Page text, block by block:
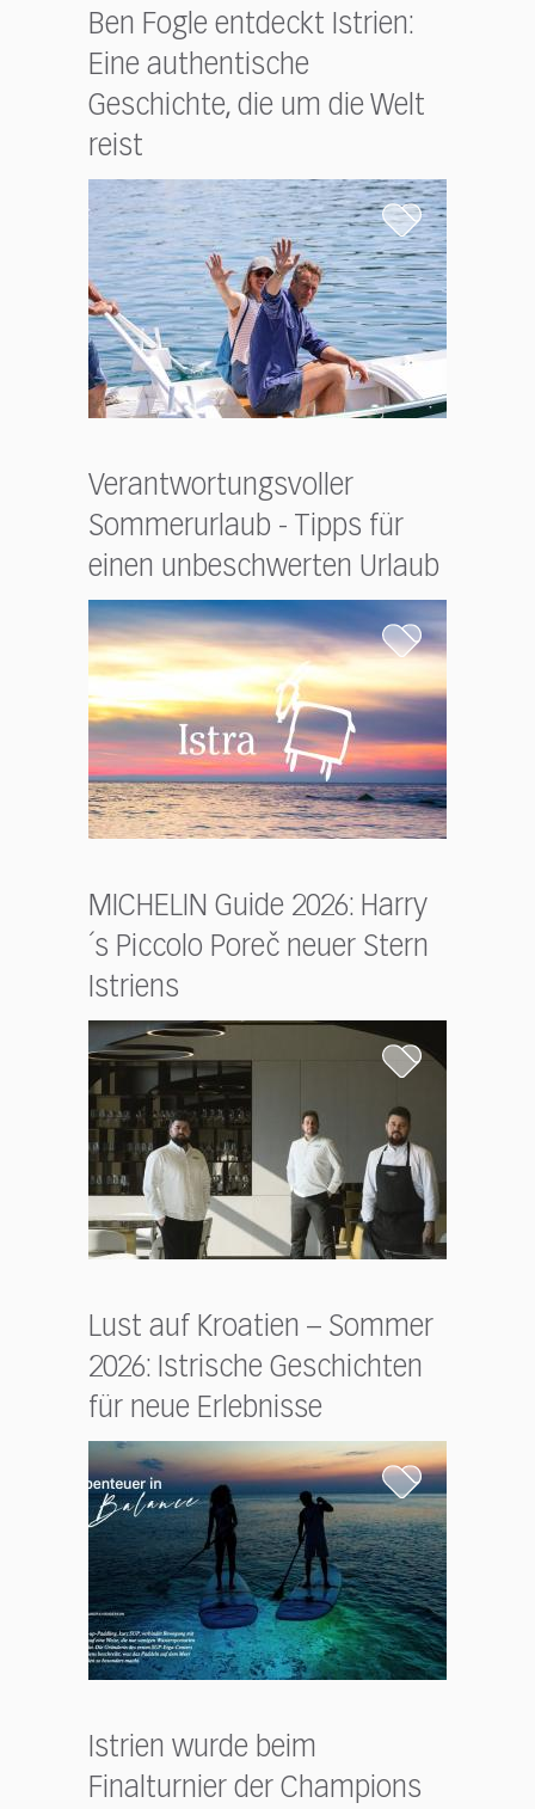
Ben Fogle entdeckt Istrien:
Eine authentische
Geschichte, die um die Welt
reist
Verantwortungsvoller
Sommerurlaub - Tipps für
einen unbeschwerten Urlaub
MICHELIN Guide 2026: Harry
´s Piccolo Poreč neuer Stern
Istriens
Lust auf Kroatien – Sommer
2026: Istrische Geschichten
für neue Erlebnisse
Istrien wurde beim
Finalturnier der Champions